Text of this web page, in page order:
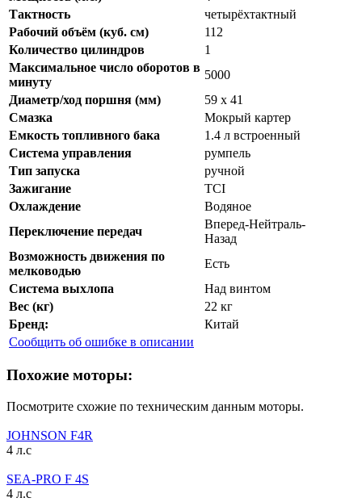
Тактность
четырёхтактный
Рабочий объём (куб. см)
112
Количество цилиндров
1
Максимальное число оборотов в
минуту
5000
Диаметр/ход поршня (мм)
59 x 41
Смазка
Мокрый картер
Емкость топливного бака
1.4 л встроенный
Система управления
румпель
Тип запуска
ручной
Зажигание
TCI
Охлаждение
Водяное
Переключение передач
Вперед-Нейтраль-
Назад
Возможность движения по
мелководью
Есть
Система выхлопа
Над винтом
Вес (кг)
22 кг
Бренд:
Китай
Сообщить об ошибке в описании
Похожие моторы:
Посмотрите схожие по техническим данным моторы.
JOHNSON F4R
4 л.с
SEA-PRO F 4S
4 л.с